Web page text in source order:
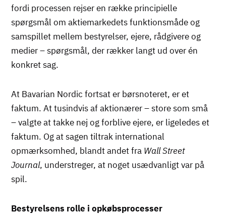
fordi processen rejser en række principielle
spørgsmål om aktiemarkedets funktionsmåde og
samspillet mellem bestyrelser, ejere, rådgivere og
medier – spørgsmål, der rækker langt ud over én
konkret sag.
At Bavarian Nordic fortsat er børsnoteret, er et
faktum. At tusindvis af aktionærer – store som små
– valgte at takke nej og forblive ejere, er ligeledes et
faktum. Og at sagen tiltrak international
opmærksomhed, blandt andet fra Wall Street
Journal, understreger, at noget usædvanligt var på
spil.
Bestyrelsens rolle i opkøbsprocesser